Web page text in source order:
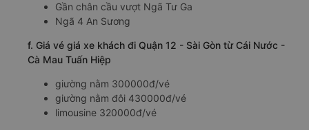
Gần chân cầu vượt Ngã Tư Ga
Ngã 4 An Sương
f. Giá vé giá xe khách đi Quận 12 - Sài Gòn từ Cái Nước -
Cà Mau Tuấn Hiệp
giường nằm 300000đ/vé
giường nằm đôi 430000đ/vé
limousine 320000đ/vé